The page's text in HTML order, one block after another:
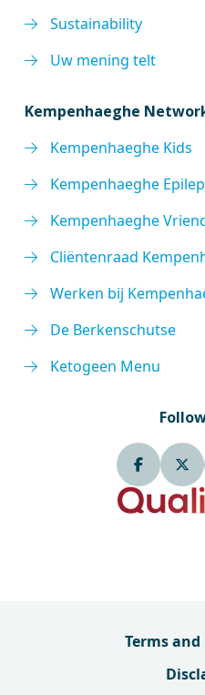
Sustainability
Uw mening telt
Kempenhaeghe
Kempenhaeghe Kids
Kempenhaeghe
Kempenhaeghe
Cliëntenraad
Werken bij
De Berkenschutse
Ketogeen Menu
Terms